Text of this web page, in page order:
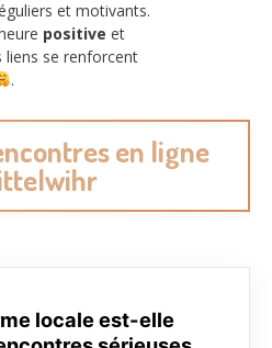
et motivants.
positive et
liens se renforcent
.
en ligne
locale est-elle